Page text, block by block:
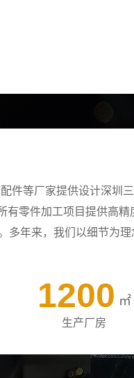
件等厂家提供设计深圳
有零件加工项目提供高精
多年来，我们以细节为理
1200 ㎡
生产厂房